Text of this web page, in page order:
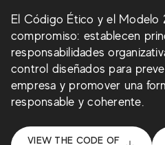
El Código Ético y el Modelo
compromiso: establecen
responsabilidades
control diseñados para
empresa y promover una
responsable y coherente.
VIEW THE CODE OF